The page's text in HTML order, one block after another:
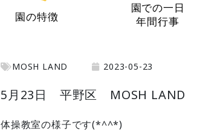
園の特徴
園での一日
年間行事
MOSH LAND 2023-05-23
5月23日 平野区 MOSH LAND
体操教室の様子です(*^^*)